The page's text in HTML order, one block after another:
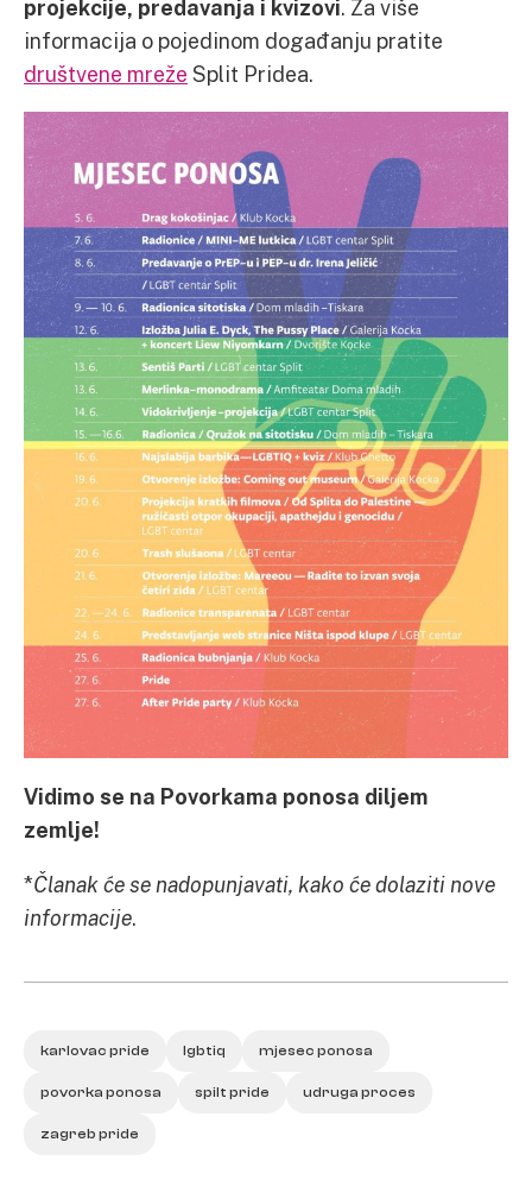
projekcije, predavanja i kvizovi. Za više
informacija o pojedinom događanju pratite
društvene mreže Split Pridea.
Vidimo se na Povorkama ponosa diljem
zemlje!
*Članak će se nadopunjavati, kako će dolaziti nove
informacije.
karlovac pride lgbtiq mjesec ponosa
povorka ponosa spilt pride udruga proces
zagreb pride